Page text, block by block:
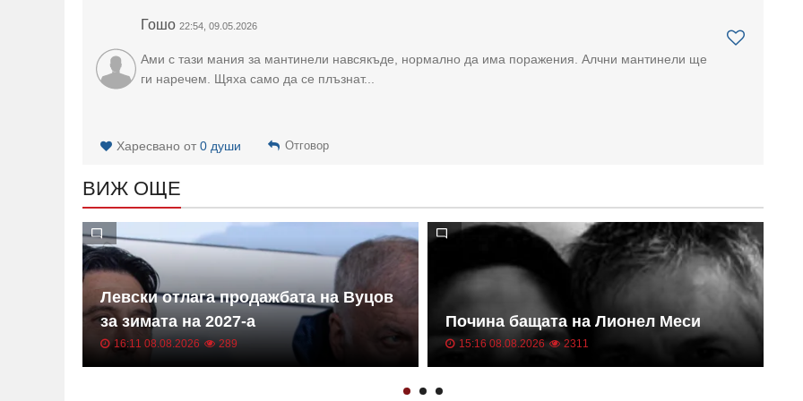
Гошо 22:54, 09.05.2026
Ами с тази мания за мантинели навсякъде, нормално да има поражения. Алчни мантинели ще
ги наречем. Щяха само да се плъзнат...
Харесвано от 0 души Отговор
ВИЖ ОЩЕ
Левски отлага продажбата на Вуцов
за зимата на 2027-а
16:11 08.08.2026 289
Почина бащата на Лионел Меси
15:16 08.08.2026 2311